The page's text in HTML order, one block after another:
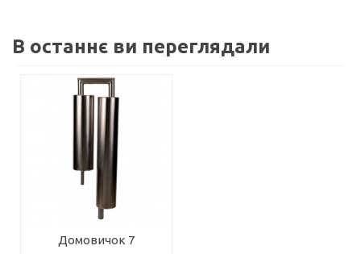
В останнє ви переглядали
Домовичок 7